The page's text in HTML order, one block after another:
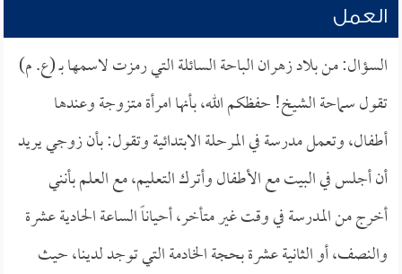
العمل
السؤال: من بلاد زهران الباحة السائلة التي رمزت لاسمها بـ (ع. م)
تقول سماحة الشيخ! حفظكم الله، بأنها امرأة متزوجة وعندها
أطفال، وتعمل مدرسة في المرحلة الابتدائية وتقول: بأن زوجي يريد
أن أجلس في البيت مع الأطفال وأترك التعليم، مع العلم بأنني
أخرج من المدرسة في وقت غير متأخر، أحياناً الساعة الحادية عشرة
والنصف، أو الثانية عشرة بحجة الخادمة التي توجد لدينا، حيث